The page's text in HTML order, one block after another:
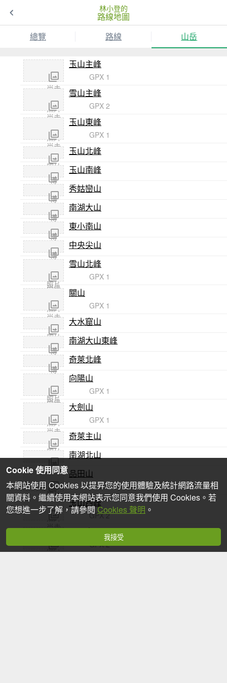
林小登的
路線地圖
總覽
路線 山岳
尚未
傳
照片
玉山主峰
GPX 1
尚未
傳
照片
雪山主峰
GPX 2
尚未
傳
照片
玉山東峰
GPX 1
尚未
傳
照片
玉山北峰
尚未
傳
照片
玉山南峰
尚未
傳
照片
秀姑巒山
尚未
傳
照片
南湖大山
尚未
傳
東小南山
傳
照片
中央尖山
尚未
傳
照片
雪山北峰
GPX 1
尚未
傳
照片
關山
GPX 1
尚未
傳
照片
大水窟山
尚未
傳
南湖大山東峰
傳
照片
奇萊北峰
尚未
傳
照片
向陽山
GPX 1
尚未
傳
照片
大劍山
GPX 1
尚未
傳
照片
奇萊主山
尚未
傳
照片
南湖北山
尚未
傳
品田山
GPX 2
尚未
照片
玉山西峰
GPX 2
三叉山
GPX 2
Cookie 使用同意
本網站使用 Cookies 以提昇您的使用體驗及統計網路流量相
關資料。繼續使用本網站表示您同意我們使用 Cookies。若
您想進一步了解，請參閱Cookies 聲明 。
我接受